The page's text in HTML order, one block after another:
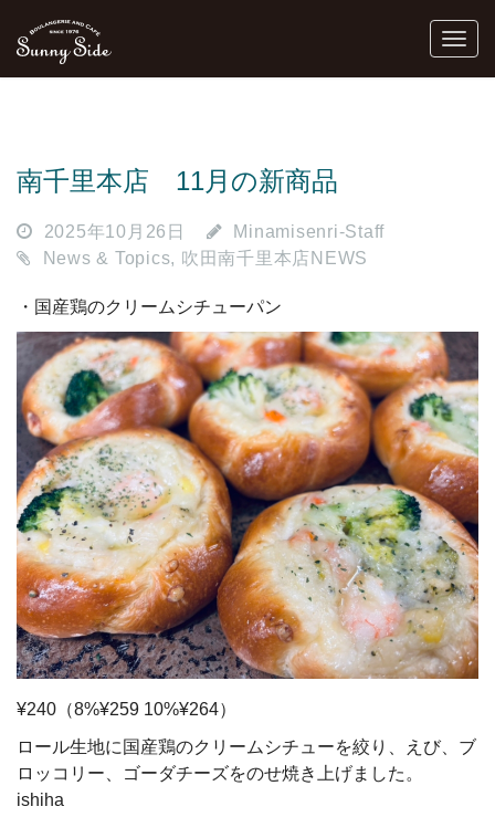
南千里本店 11月の新商品
2025年10月26日
Minamisenri-Staff
News & Topics, 吹田南千里本店NEWS
・国産鶏のクリームシチューパン
¥240（8%¥259 10%¥264）
ロール生地に国産鶏のクリームシチューを絞り、えび、ブ
ロッコリー、ゴーダチーズをのせ焼き上げました。
ishiha